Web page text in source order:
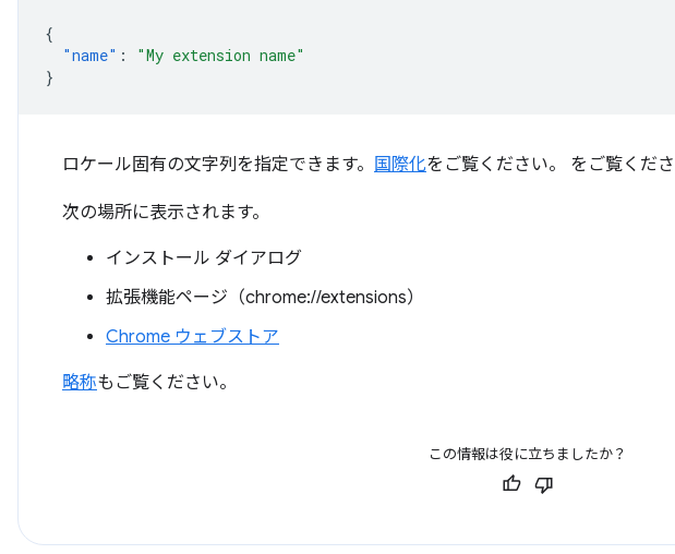
{
"name" :
"My extension name"
}
ロケール固有の文字列を指定できます。 国際化をご覧ください。 をご覧くだ
次の場所に表示されます。
インストール ダイアログ
拡張機能ページ（chrome://extensions）
Chrome ウェブストア
略称もご覧ください。
この情報は役に立ちましたか？